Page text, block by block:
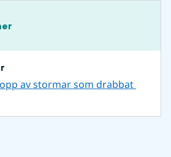
av stormar som drabbat